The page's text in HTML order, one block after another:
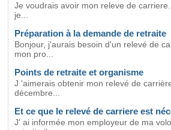
Je voudrais avoir mon releve de
je...
Préparation à la demande de retraite
Bonjour, j'aurais besoin d'un relevé de
mon pro...
Points de retraite et organisme
J 'aimerais obtenir mon relevé de
décembre...
Et ce que le relevé de carriere est
J' ai informée mon employeur de ma